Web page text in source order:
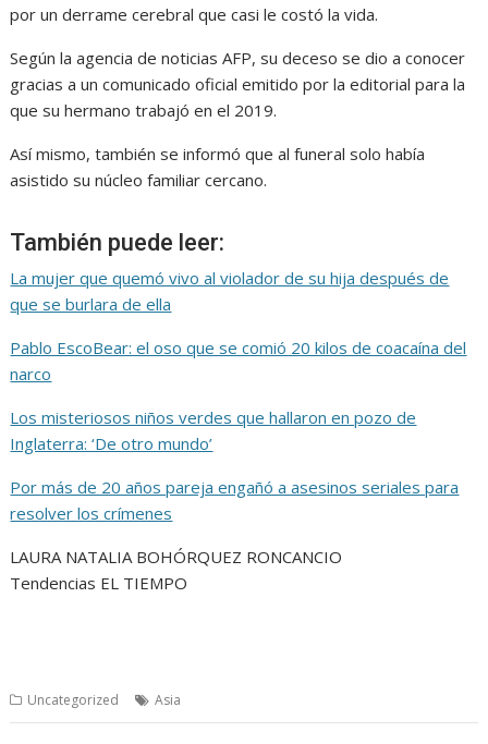
por un derrame cerebral que casi le costó la vida.
Según la agencia de noticias AFP, su deceso se dio a conocer
gracias a un comunicado oficial emitido por la editorial para la
que su hermano trabajó en el 2019.
Así mismo, también se informó que al funeral solo había
asistido su núcleo familiar cercano.
También puede leer:
La mujer que quemó vivo al violador de su hija después de
que se burlara de ella
Pablo EscoBear: el oso que se comió 20 kilos de coacaína del
narco
Los misteriosos niños verdes que hallaron en pozo de
Inglaterra: ‘De otro mundo’
Por más de 20 años pareja engañó a asesinos seriales para
resolver los crímenes
LAURA NATALIA BOHÓRQUEZ RONCANCIO
Tendencias EL TIEMPO
Uncategorized Asia